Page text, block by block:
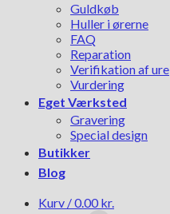
Guldkøb
Huller i ørerne
FAQ
Reparation
Verifikation af ure
Vurdering
Eget Værksted
Gravering
Special design
Butikker
Blog
Kurv /0.00 kr.